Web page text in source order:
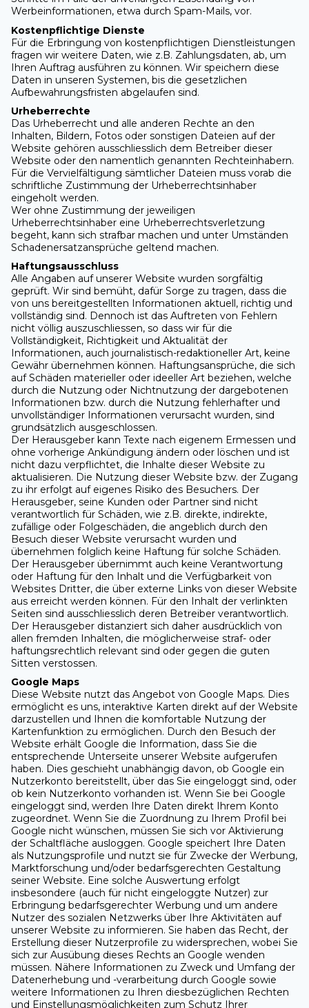
Werbeinformationen, etwa durch Spam-Mails, vor.
Kostenpflichtige Dienste
Für die Erbringung von kostenpflichtigen Dienstleistungen
fragen wir weitere Daten, wie z.B. Zahlungsdaten, ab, um
Ihren Auftrag ausführen zu können. Wir speichern diese
Daten in unseren Systemen, bis die gesetzlichen
Aufbewahrungsfristen abgelaufen sind.
Urheberrechte
Das Urheberrecht und alle anderen Rechte an den
Inhalten, Bildern, Fotos oder sonstigen Dateien auf der
Website gehören ausschliesslich dem Betreiber dieser
Website oder den namentlich genannten Rechteinhabern.
Für die Vervielfältigung sämtlicher Dateien muss vorab die
schriftliche Zustimmung der Urheberrechtsinhaber
eingeholt werden.
Wer ohne Zustimmung der jeweiligen
Urheberrechtsinhaber eine Urheberrechtsverletzung
begeht, kann sich strafbar machen und unter Umständen
Schadenersatzansprüche geltend machen.
Haftungsausschluss
Alle Angaben auf unserer Website wurden sorgfältig
geprüft. Wir sind bemüht, dafür Sorge zu tragen, dass die
von uns bereitgestellten Informationen aktuell, richtig und
vollständig sind. Dennoch ist das Auftreten von Fehlern
nicht völlig auszuschliessen, so dass wir für die
Vollständigkeit, Richtigkeit und Aktualität der
Informationen, auch journalistisch-redaktioneller Art, keine
Gewähr übernehmen können. Haftungsansprüche, die sich
auf Schäden materieller oder ideeller Art beziehen, welche
durch die Nutzung oder Nichtnutzung der dargebotenen
Informationen bzw. durch die Nutzung fehlerhafter und
unvollständiger Informationen verursacht wurden, sind
grundsätzlich ausgeschlossen.
Der Herausgeber kann Texte nach eigenem Ermessen und
ohne vorherige Ankündigung ändern oder löschen und ist
nicht dazu verpflichtet, die Inhalte dieser Website zu
aktualisieren. Die Nutzung dieser Website bzw. der Zugang
zu ihr erfolgt auf eigenes Risiko des Besuchers. Der
Herausgeber, seine Kunden oder Partner sind nicht
verantwortlich für Schäden, wie z.B. direkte, indirekte,
zufällige oder Folgeschäden, die angeblich durch den
Besuch dieser Website verursacht wurden und
übernehmen folglich keine Haftung für solche Schäden.
Der Herausgeber übernimmt auch keine Verantwortung
oder Haftung für den Inhalt und die Verfügbarkeit von
Websites Dritter, die über externe Links von dieser Website
aus erreicht werden können. Für den Inhalt der verlinkten
Seiten sind ausschliesslich deren Betreiber verantwortlich.
Der Herausgeber distanziert sich daher ausdrücklich von
allen fremden Inhalten, die möglicherweise straf- oder
haftungsrechtlich relevant sind oder gegen die guten
Sitten verstossen.
Google Maps
Diese Website nutzt das Angebot von Google Maps. Dies
ermöglicht es uns, interaktive Karten direkt auf der Website
darzustellen und Ihnen die komfortable Nutzung der
Kartenfunktion zu ermöglichen. Durch den Besuch der
Website erhält Google die Information, dass Sie die
entsprechende Unterseite unserer Website aufgerufen
haben. Dies geschieht unabhängig davon, ob Google ein
Nutzerkonto bereitstellt, über das Sie eingeloggt sind, oder
ob kein Nutzerkonto vorhanden ist. Wenn Sie bei Google
eingeloggt sind, werden Ihre Daten direkt Ihrem Konto
zugeordnet. Wenn Sie die Zuordnung zu Ihrem Profil bei
Google nicht wünschen, müssen Sie sich vor Aktivierung
der Schaltfläche ausloggen. Google speichert Ihre Daten
als Nutzungsprofile und nutzt sie für Zwecke der Werbung,
Marktforschung und/oder bedarfsgerechten Gestaltung
seiner Website. Eine solche Auswertung erfolgt
insbesondere (auch für nicht eingeloggte Nutzer) zur
Erbringung bedarfsgerechter Werbung und um andere
Nutzer des sozialen Netzwerks über Ihre Aktivitäten auf
unserer Website zu informieren. Sie haben das Recht, der
Erstellung dieser Nutzerprofile zu widersprechen, wobei Sie
sich zur Ausübung dieses Rechts an Google wenden
müssen. Nähere Informationen zu Zweck und Umfang der
Datenerhebung und -verarbeitung durch Google sowie
weitere Informationen zu Ihren diesbezüglichen Rechten
und Einstellungsmöglichkeiten zum Schutz Ihrer